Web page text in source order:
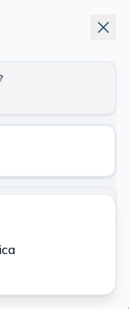
y Dietética